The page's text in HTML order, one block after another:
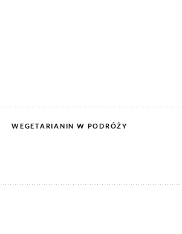
WEGETARIANIN W PODRÓŻY